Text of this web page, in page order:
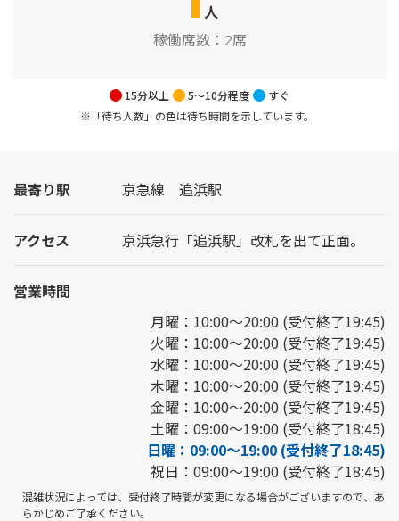
人
稼働席数： 2席
15分以上 5～10分程度
すぐ
※「待ち人数」の色は待ち時間を示しています。
最寄り駅 京急線 追浜駅
アクセス 京浜急行「追浜駅」改札を出て正面。
営業時間
月曜：10:00～20:00 (受付終了19:45)
火曜：10:00～20:00 (受付終了19:45)
水曜：10:00～20:00 (受付終了19:45)
木曜：10:00～20:00 (受付終了19:45)
金曜：10:00～20:00 (受付終了19:45)
土曜：09:00～19:00 (受付終了18:45)
日曜：09:00～19:00 (受付終了18:45)
祝日：09:00～19:00 (受付終了18:45)
混雑状況によっては、受付終了時間が変更になる場合がございますので、あ
らかじめご了承ください。